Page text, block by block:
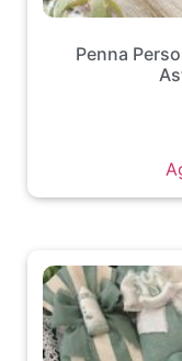
Penna